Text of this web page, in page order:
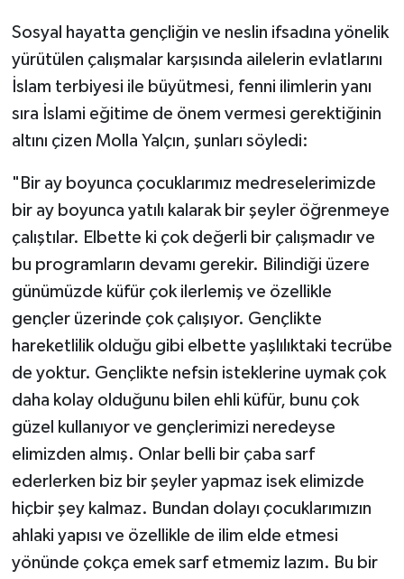
Sosyal hayatta gençliğin ve neslin ifsadına yönelik
yürütülen çalışmalar karşısında ailelerin evlatlarını
İslam terbiyesi ile büyütmesi, fenni ilimlerin yanı
sıra İslami eğitime de önem vermesi gerektiğinin
altını çizen Molla Yalçın, şunları söyledi:
"Bir ay boyunca çocuklarımız medreselerimizde
bir ay boyunca yatılı kalarak bir şeyler öğrenmeye
çalıştılar. Elbette ki çok değerli bir çalışmadır ve
bu programların devamı gerekir. Bilindiği üzere
günümüzde küfür çok ilerlemiş ve özellikle
gençler üzerinde çok çalışıyor. Gençlikte
hareketlilik olduğu gibi elbette yaşlılıktaki tecrübe
de yoktur. Gençlikte nefsin isteklerine uymak çok
daha kolay olduğunu bilen ehli küfür, bunu çok
güzel kullanıyor ve gençlerimizi neredeyse
elimizden almış. Onlar belli bir çaba sarf
ederlerken biz bir şeyler yapmaz isek elimizde
hiçbir şey kalmaz. Bundan dolayı çocuklarımızın
ahlaki yapısı ve özellikle de ilim elde etmesi
yönünde çokça emek sarf etmemiz lazım. Bu bir